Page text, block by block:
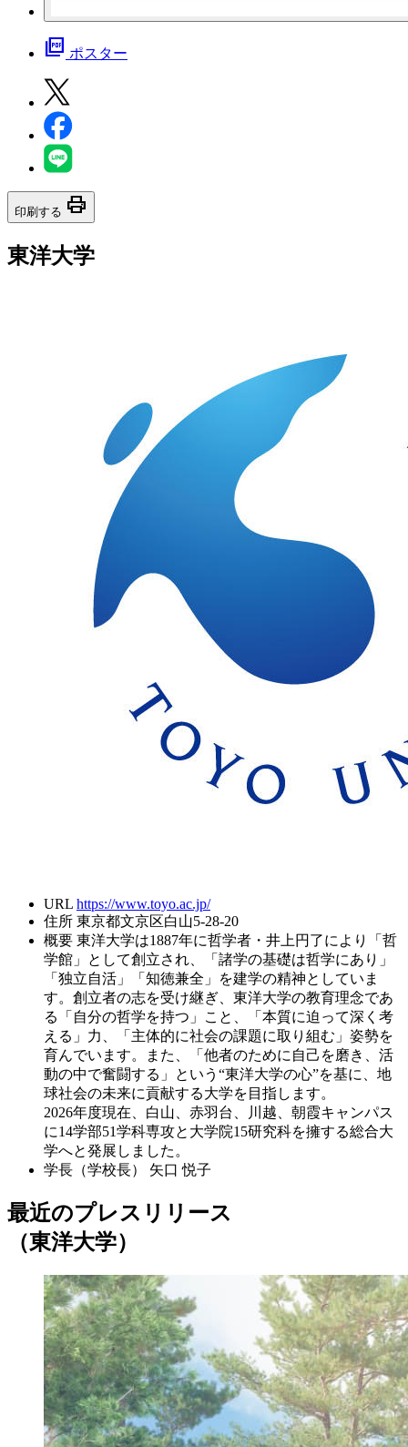
picture_as_pdf ポスター
印刷する print
東洋大学
URL https://www.toyo.ac.jp/
住所 東京都文京区白山5-28-20
概要 東洋大学は1887年に哲学者・井上円了により「哲
学館」として創立され、「諸学の基礎は哲学にあり」
「独立自活」「知徳兼全」を建学の精神としていま
す。創立者の志を受け継ぎ、東洋大学の教育理念であ
る「自分の哲学を持つ」こと、「本質に迫って深く考
える」力、「主体的に社会の課題に取り組む」姿勢を
育んでいます。また、「他者のために自己を磨き、活
動の中で奮闘する」という“東洋大学の心”を基に、地
球社会の未来に貢献する大学を目指します。
2026年度現在、白山、赤羽台、川越、朝霞キャンパス
に14学部51学科専攻と大学院15研究科を擁する総合大
学へと発展しました。
学長（学校長）
矢口 悦子
最近のプレスリリース
（東洋大学）